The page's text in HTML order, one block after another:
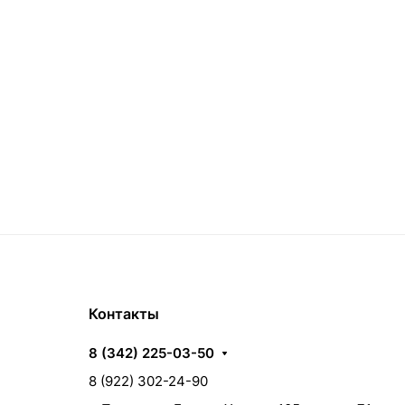
Контакты
8 (342) 225-03-50
8 (922) 302-24-90